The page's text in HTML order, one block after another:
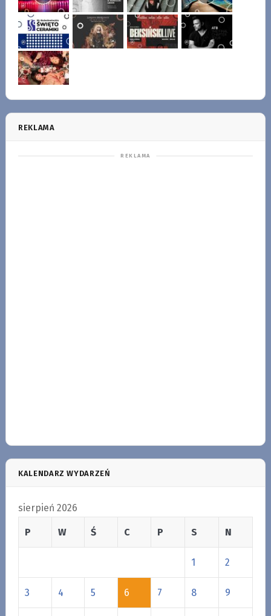
REKLAMA
KALENDARZ WYDARZEŃ
sierpień 2026
P W Ś C P S N
1 2
3 4 5 6 7 8 9